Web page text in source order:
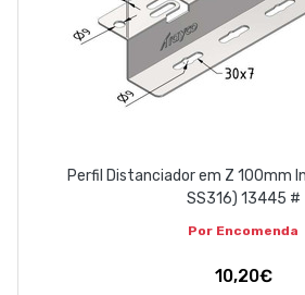
Perfil Distanciador em Z 100mm
SS316) 13445 #
Por Encomenda
10,20€